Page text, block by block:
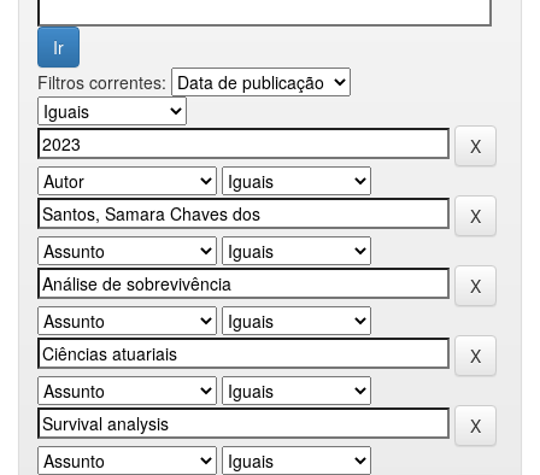
Filtros correntes: